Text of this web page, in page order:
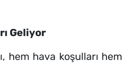
Geliyor
hem hava koşulları hem